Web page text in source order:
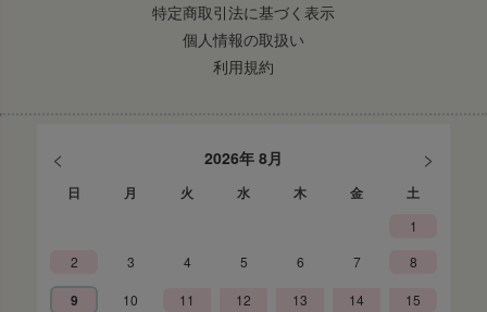
特定商取引法に基づく表示
個人情報の取扱い
利用規約
< 2026年 8月 >
日 月 火 水 木 金 土
1
2
3 4 5 6 7 8
9 10 11 12 13 14 15